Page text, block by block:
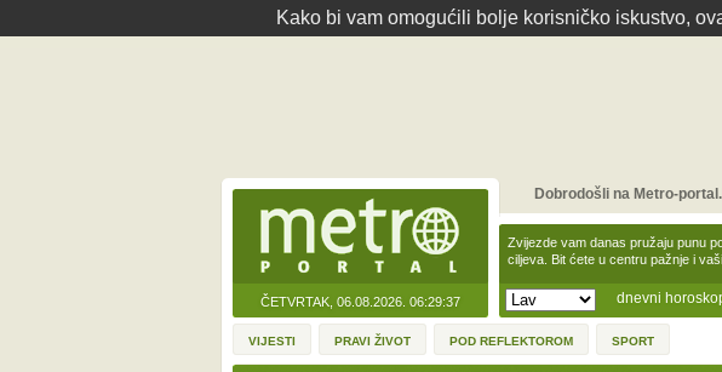
Kako bi vam omogućili bolje korisničko iskustvo,
ČETVRTAK, 06.08.2026. 06:29:37 dnevni
Zvijezde vam danas pružaju punu
ciljeva. Bit ćete u centru pažnje i
Dobrodošli na Metro-
VIJESTI PRAVI ŽIVOT POD REFLEKTOROM SPORT